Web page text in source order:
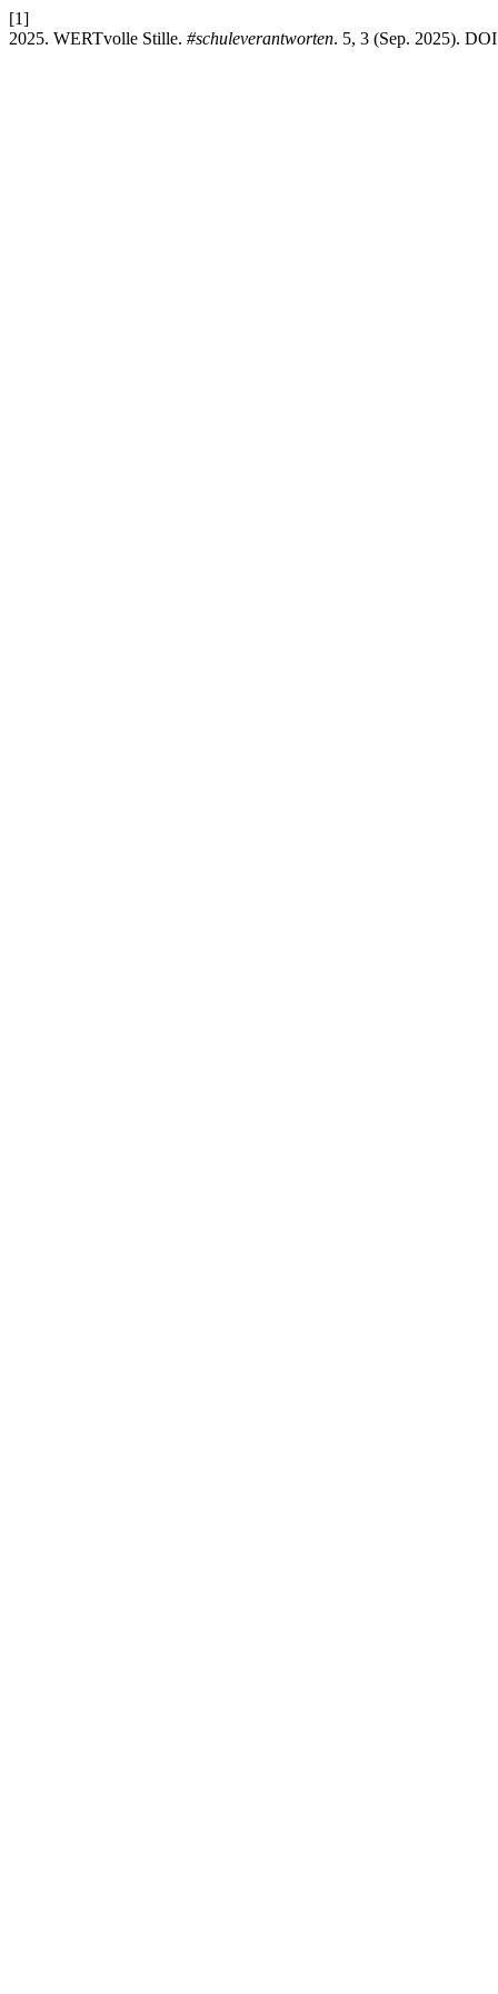
[1]
2025. WERTvolle Stille. #schuleverantworten. 5, 3 (Sep. 2025).